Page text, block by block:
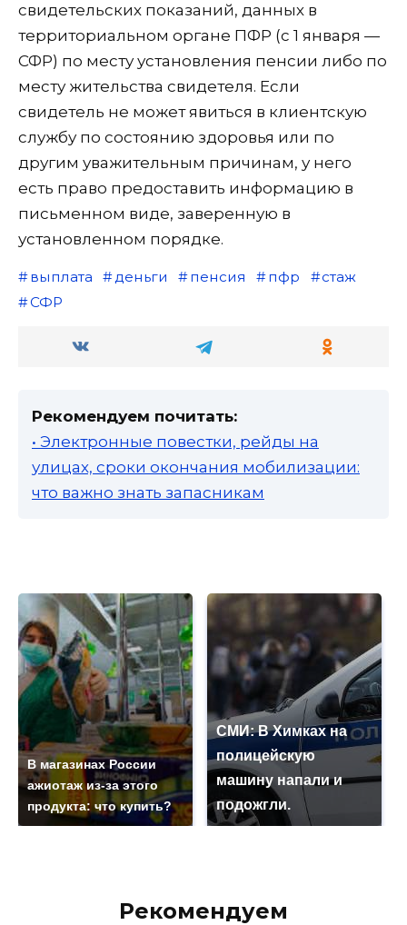
свидетельских показаний, данных в
территориальном органе ПФР (с 1 января —
СФР) по месту установления пенсии либо по
месту жительства свидетеля. Если
свидетель не может явиться в клиентскую
службу по состоянию здоровья или по
другим уважительным причинам, у него
есть право предоставить информацию в
письменном виде, заверенную в
установленном порядке.
выплата деньги пенсия пфр
стаж
СФР
Рекомендуем почитать:
• Электронные повестки, рейды на
улицах, сроки окончания мобилизации:
что важно знать запасникам
В магазинах России
ажиотаж из-за этого
продукта: что купить?
СМИ: В Химках на
полицейскую
машину напали и
подожгли.
Рекомендуем